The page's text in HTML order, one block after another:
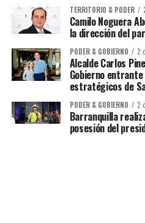
TERRITORIO & PODER
Camilo Noguera
la dirección del
PODER & GOBIERNO 2
Alcalde Carlos
Gobierno
estratégicos de
PODER & GOBIERNO 2
Barranquilla
posesión del